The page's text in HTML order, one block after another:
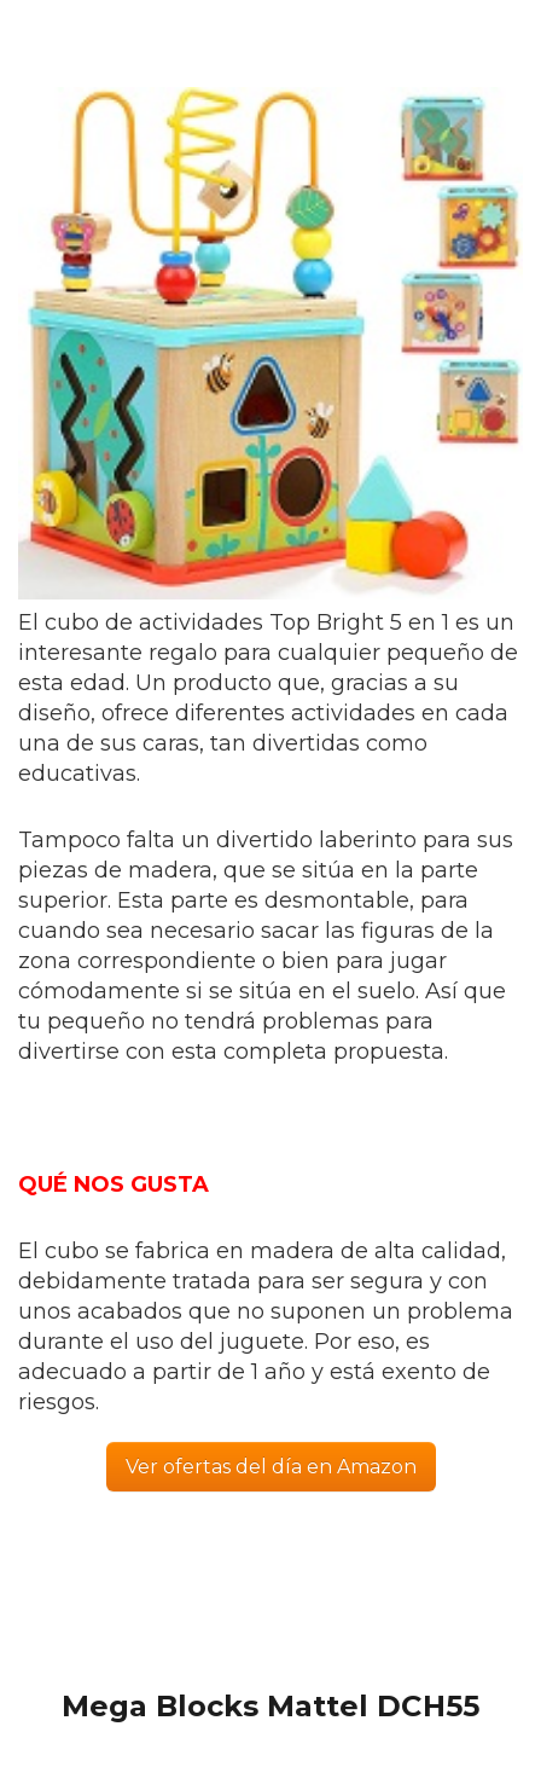
El cubo de actividades Top Bright 5 en 1 es un
interesante regalo para cualquier pequeño de
esta edad. Un producto que, gracias a su
diseño, ofrece diferentes actividades en cada
una de sus caras, tan divertidas como
educativas.
Tampoco falta un divertido laberinto para sus
piezas de madera, que se sitúa en la parte
superior. Esta parte es desmontable, para
cuando sea necesario sacar las figuras de la
zona correspondiente o bien para jugar
cómodamente si se sitúa en el suelo. Así que
tu pequeño no tendrá problemas para
divertirse con esta completa propuesta.
QUÉ NOS GUSTA
El cubo se fabrica en madera de alta calidad,
debidamente tratada para ser segura y con
unos acabados que no suponen un problema
durante el uso del juguete. Por eso, es
adecuado a partir de 1 año y está exento de
riesgos.
Ver ofertas del día en Amazon
Mega Blocks Mattel DCH55